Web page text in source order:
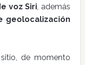
voz Siri, además
geolocalización
de momento